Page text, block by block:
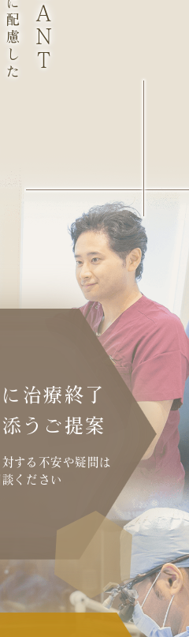
治療終了
うご提案
する 不安や疑問は
談ください